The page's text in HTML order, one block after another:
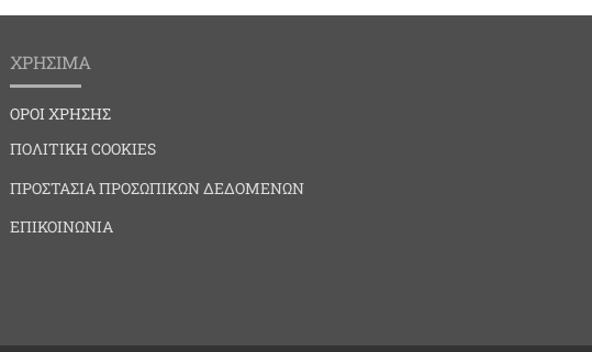
ΧΡΗΣΙΜΑ
ΟΡΟΙ ΧΡΗΣΗΣ
ΠΟΛΙΤΙΚΗ COOKIES
ΠΡΟΣΤΑΣΙΑ ΠΡΟΣΩΠΙΚΩΝ ΔΕΔΟΜΕΝΩΝ
ΕΠΙΚΟΙΝΩΝΙΑ